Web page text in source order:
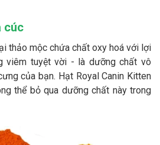
cúc
thảo mộc chứa chất oxy hoá với lợi
viêm tuyệt vời - là dưỡng chất vô
của bạn. Hạt Royal Canin Kitten
thể bỏ qua dưỡng chất này trong